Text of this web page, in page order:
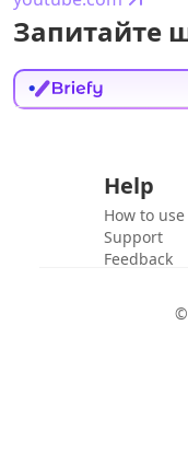
Запитайте
Help
How to use
Support
Feedback
©